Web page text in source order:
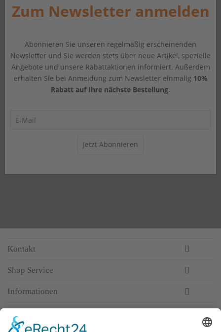
Zum Newsletter anmelden
Abonnieren Sie unseren regelmäßig erscheinenden
Newsletter und Sie werden stets über neue Artikel, spezielle
Angebote und unsere Rabattaktionen informiert. Außerdem
erhalten Sie bei Anmeldung zum Newsletter einmalig 10%
Rabatt auf Ihre nächste Bestellung.
Jetzt Abonnieren
Kontakt
Shop Service
Informationen